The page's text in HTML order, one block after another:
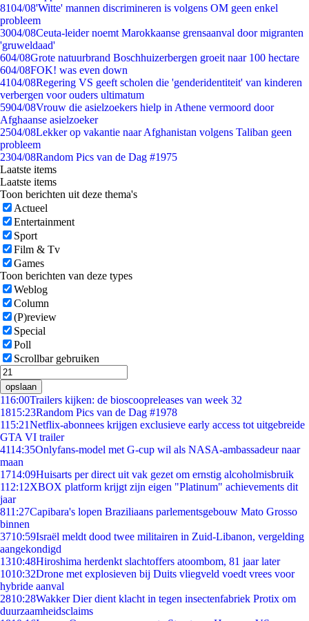
8104/08'Witte' mannen discrimineren is volgens OM geen enkel
probleem
3004/08Ceuta-leider noemt Marokkaanse grensaanval door migranten
'gruweldaad'
604/08Grote natuurbrand Boschhuizerbergen groeit naar 100 hectare
604/08FOK! was even down
4104/08Regering VS geeft scholen die 'genderidentiteit' van kinderen
verbergen voor ouders ultimatum
5904/08Vrouw die asielzoekers hielp in Athene vermoord door
Afghaanse asielzoeker
2504/08Lekker op vakantie naar Afghanistan volgens Taliban geen
probleem
2304/08Random Pics van de Dag #1975
Laatste items
Laatste items
Toon berichten uit deze thema's
Actueel
Entertainment
Sport
Film & Tv
Games
Toon berichten van deze types
Weblog
Column
(P)review
Special
Poll
Scrollbar gebruiken
opslaan
116:00Trailers kijken: de bioscoopreleases van week 32
1815:23Random Pics van de Dag #1978
115:21Netflix-abonnees krijgen exclusieve early access tot uitgebreide
GTA VI trailer
4114:35Onlyfans-model met G-cup wil als NASA-ambassadeur naar
maan
1714:09Huisarts per direct uit vak gezet om ernstig alcoholmisbruik
112:12XBOX platform krijgt zijn eigen "Platinum" achievements dit
jaar
811:27Capibara's lopen Braziliaans parlementsgebouw Mato Grosso
binnen
3710:59Israël meldt dood twee militairen in Zuid-Libanon, vergelding
aangekondigd
1310:48Hiroshima herdenkt slachtoffers atoombom, 81 jaar later
1010:32Drone met explosieven bij Duits vliegveld voedt vrees voor
hybride aanval
2810:28Wakker Dier dient klacht in tegen insectenfabriek Protix om
duurzaamheidsclaims